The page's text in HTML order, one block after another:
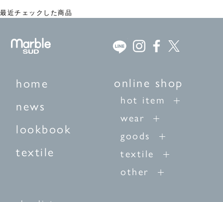
最近チェックした商品
home
news
lookbook
textile
online shop
hot item
wear
goods
textile
other